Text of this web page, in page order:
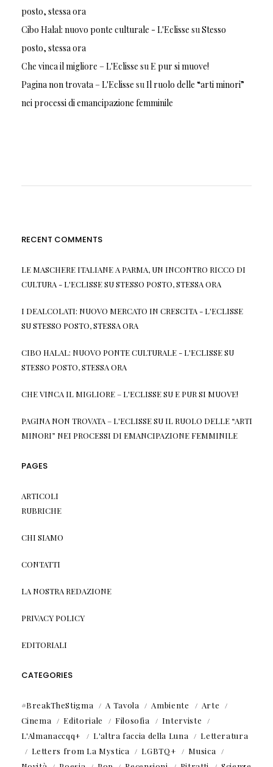
posto, stessa ora
Cibo Halal: nuovo ponte culturale - L'Eclisse suStesso
posto, stessa ora
Che vinca il migliore – L'Eclisse suE pur si muove!
Pagina non trovata – L'Eclisse suIl ruolo delle “arti minori”
nei processi di emancipazione femminile
RECENT COMMENTS
LE MASCHERE ITALIANE A PARMA, UN INCONTRO RICCO DI
CULTURA - L'ECLISSESUSTESSO POSTO, STESSA ORA
I DEALCOLATI: NUOVO MERCATO IN CRESCITA - L'ECLISSE
SUSTESSO POSTO, STESSA ORA
CIBO HALAL: NUOVO PONTE CULTURALE - L'ECLISSESU
STESSO POSTO, STESSA ORA
CHE VINCA IL MIGLIORE – L'ECLISSESU E PUR SI MUOVE!
PAGINA NON TROVATA – L'ECLISSESU IL RUOLO DELLE “ARTI
MINORI” NEI PROCESSI DI EMANCIPAZIONE FEMMINILE
PAGES
ARTICOLI
RUBRICHE
CHI SIAMO
CONTATTI
LA NOSTRA REDAZIONE
PRIVACY POLICY
EDITORIALI
CATEGORIES
#BreakTheStigma A Tavola Ambiente
Arte
Cinema
Editoriale Filosofia
Interviste
L'Almanaccqq+
L'altra faccia della Luna
Letteratura
Letters from La Mystica
LGBTQ+
Musica